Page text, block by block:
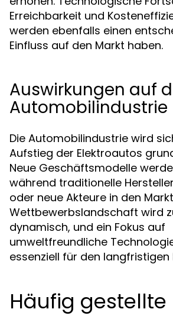
Erreichbarkeit und
werden ebenfalls einen
Einfluss auf den Markt haben.
Auswirkungen auf
Automobilindustrie
Die Automobilindustrie wird
Aufstieg der Elektroautos
Neue Geschäftsmodelle
während traditionelle
oder neue Akteure in den
Wettbewerbslandschaft wird
dynamisch, und ein Fokus auf
umweltfreundliche
essenziell für den langfristigen
Häufig gestellte